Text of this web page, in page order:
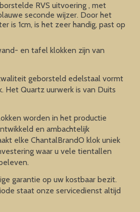
RVS uitvoering , met
seconde wijzer. Door het
is 1cm, is het zeer handig, past op
en tafel klokken zijn van
geborsteld edelstaal vormt
Het Quartz uurwerk is van Duits
worden in het productie
en ambachtelijk
elke ChantalBrandO klok uniek
waar u vele tientallen
garantie op uw kostbaar bezit.
staat onze servicedienst altijd